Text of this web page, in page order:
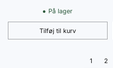
På lager
Tilføj til kurv
Antal
1 2